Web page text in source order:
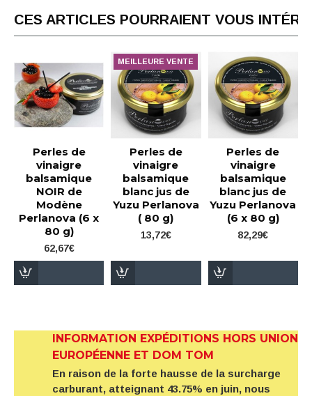
CES ARTICLES POURRAIENT VOUS
Perles de
vinaigre
balsamique
NOIR de
Modène
Perlanova (6 x
80 g)
62,67€
MEILLEURE VENTE
Perles de
vinaigre
balsamique
blanc jus de
Yuzu Perlanova
( 80 g)
13,72€
Perles de
vinaigre
balsamique
blanc jus de
Yuzu Perlanova
(6 x 80 g)
82,29€
INFORMATION EXPÉDITIONS HORS UNION
EUROPÉENNE ET DOM TOM
En raison de la forte hausse de la surcharge
carburant, atteignant 43.75% en juin, nous